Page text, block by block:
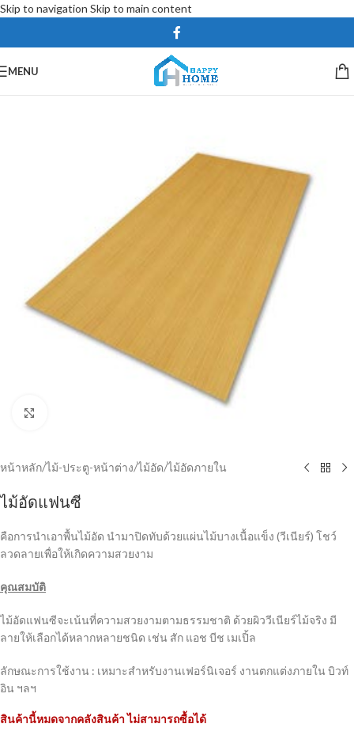
Skip to navigation Skip to main content
MENU
หน้าหลัก/ไม้-ประตู-หน้าต่าง/ไม้อัด/ไม้อัดภายใน
ไม้อัดแฟนซี
คือการนำเอาพื้นไม้อัด นำมาปิดทับด้วยแผ่นไม้บางเนื้อแข็ง (วีเนียร์) โชว์
ลวดลายเพื่อให้เกิดความสวยงาม
คุณสมบัติ
ไม้อัดแฟนซีจะเน้นที่ความสวยงามตามธรรมชาติ ด้วยผิววีเนียร์ไม้จริง มี
ลายให้เลือกได้หลากหลายชนิด เช่น สัก แอช บีช เมเปิ้ล
ลักษณะการใช้งาน : เหมาะสำหรับงานเฟอร์นิเจอร์ งานตกแต่งภายใน บิวท์
อิน ฯลฯ
สินค้านี้หมดจากคลังสินค้า ไม่สามารถซื้อได้